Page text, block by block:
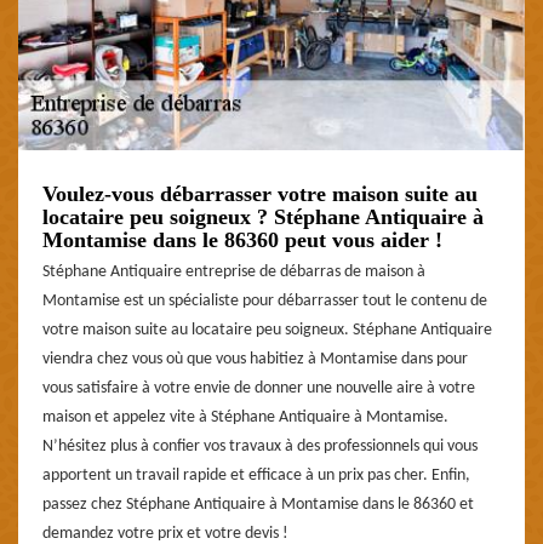
Voulez-vous débarrasser votre maison suite au
locataire peu soigneux ? Stéphane Antiquaire à
Montamise dans le 86360 peut vous aider !
Stéphane Antiquaire entreprise de débarras de maison à
Montamise est un spécialiste pour débarrasser tout le contenu de
votre maison suite au locataire peu soigneux. Stéphane Antiquaire
viendra chez vous où que vous habitiez à Montamise dans pour
vous satisfaire à votre envie de donner une nouvelle aire à votre
maison et appelez vite à Stéphane Antiquaire à Montamise.
N’hésitez plus à confier vos travaux à des professionnels qui vous
apportent un travail rapide et efficace à un prix pas cher. Enfin,
passez chez Stéphane Antiquaire à Montamise dans le 86360 et
demandez votre prix et votre devis !